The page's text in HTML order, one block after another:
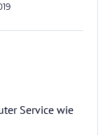
Service wie